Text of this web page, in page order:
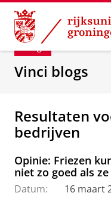
Skip
Content
Skip
Navigation
Blog
Vinci blogs
Resultaten
bedrijven
Opinie: Friezen
niet zo goed als ze
Datum:
16 maart